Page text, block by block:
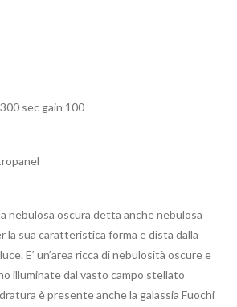
sec gain 100
nebulosa oscura detta anche nebulosa
la sua caratteristica forma e dista dalla
E’ un’area ricca di nebulosità oscure e
illuminate dal vasto campo stellato
è presente anche la galassia Fuochi